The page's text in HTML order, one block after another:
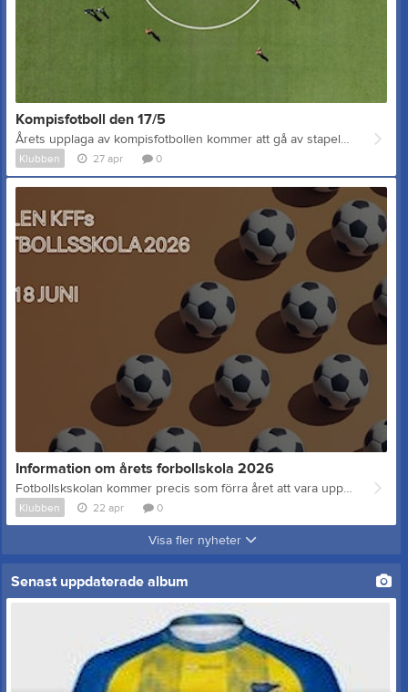
Kompisfotboll den 17/5
Årets upplaga av kompisfotbollen kommer att gå av stapeln söndag 17/5 kl. 10.00–15.00. Alla spelare från våra lag delas in i åldersblandade lag, ledda av spelare från A-laget, och möts i en rolig cupturnering. De yngre spelarnas insatser är särskilt viktiga och uppskattade – det är lagarbete när det är som bäst! Fika och hamburgare till självkostnadspris: Om det är något av lagen som är intresserade av att hålla i kiosk och grill så går 75% av överskottet till lagets lagkassa. Maila i så fall dalenkff@gmail.com - först till kvarn. SIsta anmälan 12/5 (lagledare för respektive lag tar hand om anmälningarna) Varmt välkomna till en härlig dag med fotboll, gemenskap och fika! /Styrelsen Dalen KFF
Klubben 27 apr 0
Information om årets forbollskola 2026
Fotbollskskolan kommer precis som förra året att vara uppdelad i två delar: Camp 1: Riktar sig till de yngre barnen (8-11 år PF15-18) NÄR? måndag - torsdag, 15-18 juni, kl. 8-11 VAR? Krokslättsvallen ANMÄLNINGSAVGIFT: Camp 1 (8-11 år) 650 SEK INGÅR? Fotbollsträning och lek under ledning av ungdomsledare och spelare från föreningen, frukt, fotboll, t-shirt, vattenflaska. TA MED? Fotbollskläder, skor, benskydd, regnkläder och ombyte. Allt ska vara märkt med namn. Camp 2. Riktar sig till de lite äldre barnen (12-15 år PF11-14) NÄR? måndag - torsdag, 15-18 juni, kl. 11-16.30 VAR? Krokslättsvallen ANMÄLNINGSAVGIFT: Camp 2 (12-15 år) 1150 SEK INGÅR? Fotbollsträning och lek under ledning av ungdomsledare och spelare från föreningen, lunch (serveras kl. 12.30) , fotboll, t-shirt, vattenflaska. I år serveras husmanskost signerad Michael Bäckström från Bellmans Salonger. TA MED? Fotbollskläder, skor, benskydd, regnkläder och ombyte. Allt ska vara märkt med namn. Avgiften betalas enklast via Swish 1230509042 i samband med anmälning (det går även bra att betala till klubbens plusgiro 524535-2). Ange barnets namn och födelseår och om anmälan avser Camp 1 eller 2. Vi skickar inte ut någon faktura. Välkommen till en kul fotbollsvecka med oss!
Klubben 22 apr 0
Visa fler nyheter
Senast uppdaterade album